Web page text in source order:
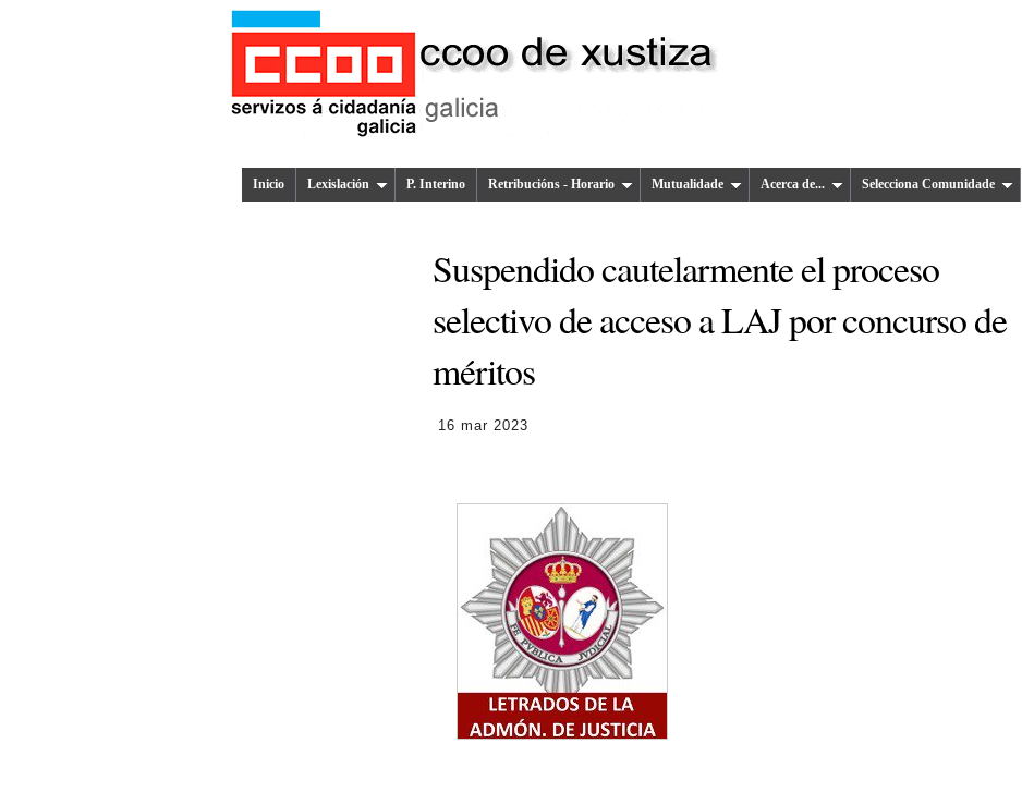
Inicio Lexislación P. Interino Retribucións - Horario Mutualidade Acerca de... Selecciona Comunidade
Suspendido cautelarmente el proceso
selectivo de acceso a LAJ por concurso de
méritos
16 mar 2023